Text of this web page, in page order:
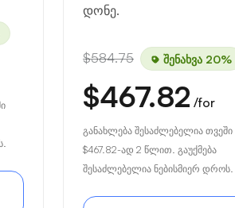
დონე.
$584.75 შენახვა 20%
$467.82 /for
განახლება შესაძლებელია თვეში
$467.82-ად 2 წლით. გაუქმება
შესაძლებელია ნებისმიერ დროს.